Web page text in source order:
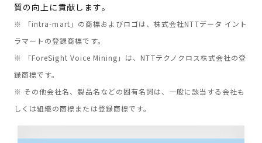
質の向上に貢献します。
※ 「intra-mart」の商標およびロゴは、株式会社NTTデータ イント
ラマートの登録商標です。
※ 「ForeSight Voice Mining」は、NTTテクノクロス株式会社の登
録商標です。
※ その他会社名、製品名などの固有名詞は、一般に該当する会社も
しくは組織の商標または登録商標です。